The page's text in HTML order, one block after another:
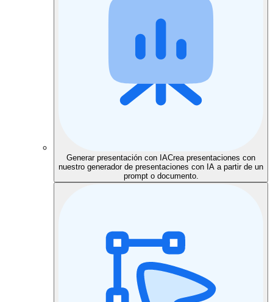
Generar presentación con IACrea presentaciones con
nuestro generador de presentaciones con IA a partir de un
prompt o documento.